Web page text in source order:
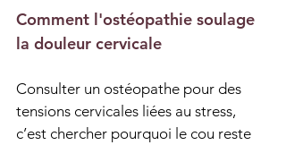
Comment l'ostéopathie soulage
la douleur cervicale
Consulter un ostéopathe pour des
tensions cervicales liées au stress,
c’est chercher pourquoi le cou reste